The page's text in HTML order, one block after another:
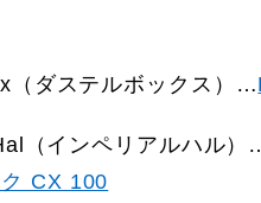
（ダステルボックス）…
（インペリアルハル）
CX 100